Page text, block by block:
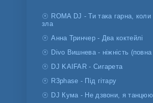
ROMA DJ - Ти така гарна, коли
зла
Анна Тринчер - Два коктейлі
Divo Вишнева - ніжність (повна
DJ KAIFAR - Сигарета
R3phase - Під гітару
DJ Кума - Не дзвони, я танцюю